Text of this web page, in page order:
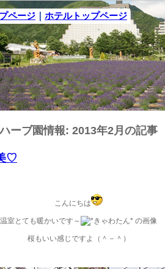
ページ ｜ ホテルトップページ
ハーブ園情報: 2013年2月の記事
♡
こんにちは
温室とても暖かいです～
桜もいい感じですよ（＾－＾）